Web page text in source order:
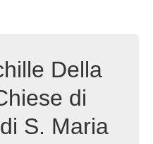
Della
di
S. Maria